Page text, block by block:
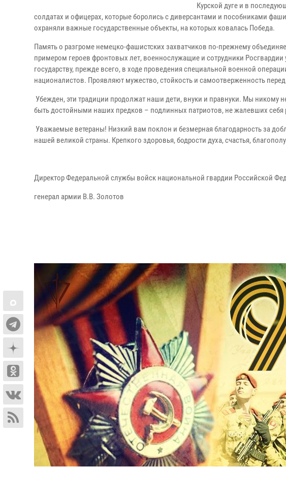
Курской дуге и в
солдатах и офицерах, которые боролись с диверсантами и пособниками
охраняли важные государственные объекты, на которых ковалась Победа.
Память о разгроме немецко-фашистских захватчиков по-прежнему
примером героев фронтовых лет, военнослужащие и сотрудники
государству, прежде всего, в ходе проведения специальной военной
националистов. Проявляют мужество, стойкость и самоотверженность
Убежден, эти традиции продолжат наши дети, внуки и правнуки. Мы никому
быть достойными наших предков – подлинных патриотов, не жалевших себя
Уважаемые ветераны! Низкий вам поклон и безмерная благодарность за
нашей великой страны. Крепкого здоровья, бодрости духа, счастья,
Директор Федеральной службы войск национальной гвардии Российской
генерал армии В.В. Золотов